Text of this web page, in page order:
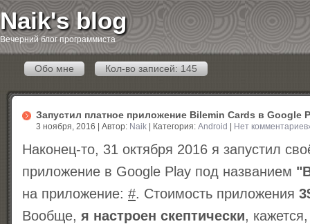
Naik's blog
Вечерний блог программиста
Обо мне Кол-во записей: 145
Запустил платное приложение Bilemin Cards в Google
3 ноября, 2016 | Автор: Naik | Категория:Android Нет
Наконец-то, 31 октября 2016 я запустил
приложение в Google Play под названием
на приложение: #. Стоимость приложения
Вообще, я настроен скептически,